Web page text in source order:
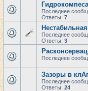
Последнее
Ответы: 7
Последнее
Ответы: 3
Последнее
Зазоры в
Последнее
Ответы: 24